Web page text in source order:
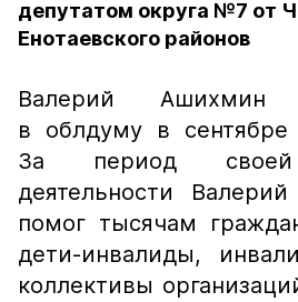
депутатом округа №7 от
Енотаевского районов
Валерий
в облдуму в сентябре
За период своей
деятельности
помог тысячам
дети-инвалиды,
коллективы